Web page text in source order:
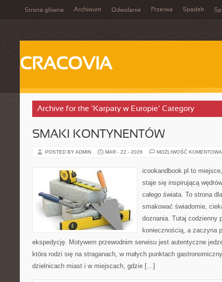
Strona główna Archiwum Odwołanie Przerwa Spadek
CRACOVIA
Archive for the ‘Karpaty w Europie’ Category
SMAKI KONTYNENTÓW
POSTED BY ADMIN MAR - 22 - 2026 MOŻLIWOŚĆ
icookandbook.pl to
staje się inspirującą
całego świata. To strona
smakować świadomie,
doznania. Tutaj codzienny
koniecznością, a zaczyna
ekspedycję. Motywem przewodnim serwisu jest autentyczne
która rodzi się na straganach, w małych punktach
dzielnicach miast i w miejscach, gdzie […]